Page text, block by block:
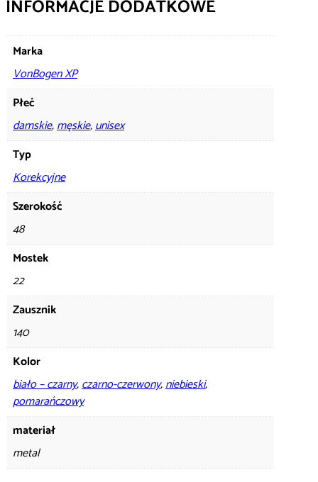
INFORMACJE DODATKOWE
Marka
VonBogen XP
Płeć
damskie,męskie,unisex
Typ
Korekcyjne
Szerokość
48
Mostek
22
Zausznik
140
Kolor
biało – czarny,czarno-czerwony,niebieski,
pomarańczowy
materiał
metal